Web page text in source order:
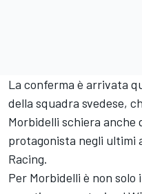
La conferma è arrivata
della squadra svedese,
Morbidelli schiera anche
protagonista negli ultimi
Racing.
Per Morbidelli è non